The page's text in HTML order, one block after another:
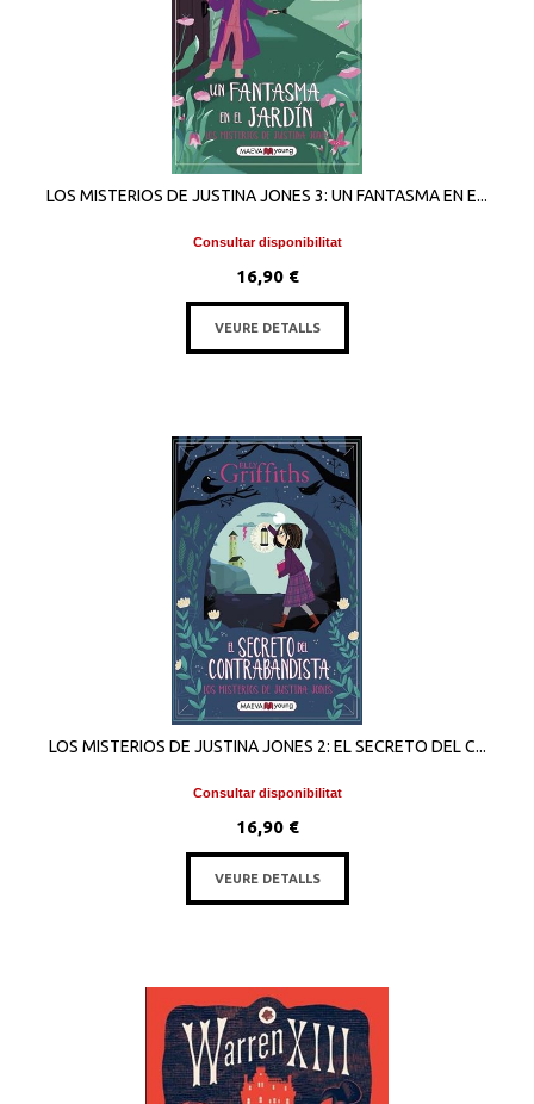
LOS MISTERIOS DE JUSTINA JONES 3: UN FANTASMA EN E...
Consultar disponibilitat
16,90 €
VEURE DETALLS
LOS MISTERIOS DE JUSTINA JONES 2: EL SECRETO DEL C...
Consultar disponibilitat
16,90 €
VEURE DETALLS